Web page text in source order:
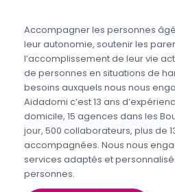
Accompagner les personnes
leur autonomie, soutenir les
l’accomplissement de leur vie
de personnes en situations de
besoins auxquels nous nous
Aidadomi c’est 13 ans
domicile, 15 agences dans les
jour, 500 collaborateurs, plus de
accompagnées. Nous nous
services adaptés et
personnes.